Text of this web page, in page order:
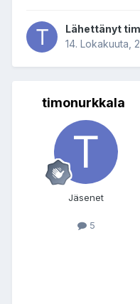
Lähettänyt
14. Lokakuuta,
timonurkkala
Jäsenet
5